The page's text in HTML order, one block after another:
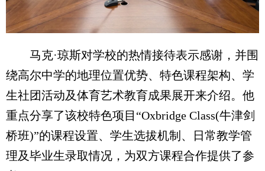
马克·琼斯对学校的热情接待表示感谢，并围
绕高尔中学的地理位置优势、特色课程架构、学
生社团活动及体育艺术教育成果展开来介绍。他
重点分享了该校特色项目“Oxbridge Class(牛津剑
桥班)”的课程设置、学生选拔机制、日常教学管
理及毕业生录取情况，为双方课程合作提供了参